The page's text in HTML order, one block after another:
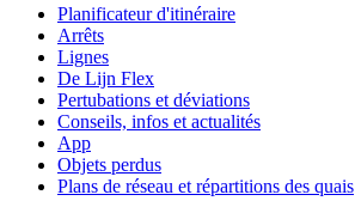
Planificateur d'itinéraire
Arrêts
Lignes
De Lijn Flex
Pertubations et déviations
Conseils, infos et actualités
App
Objets perdus
Plans de réseau et répartitions des quais